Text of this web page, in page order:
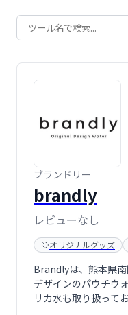
ブランドリー
brandly
レビューなし
オリジナルグッズ
Brandlyは、熊本県
デザインのパウチウ
リカ水も取り扱って